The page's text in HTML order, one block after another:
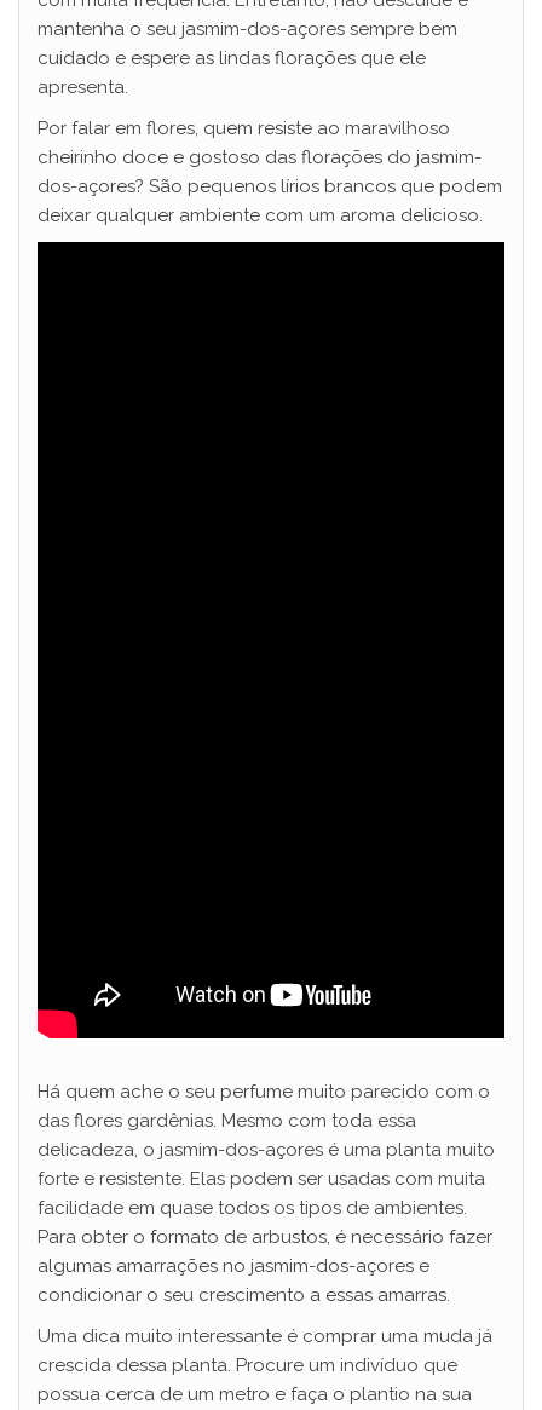
mantenha o seu jasmim-dos-açores sempre bem
cuidado e espere as lindas florações que ele
apresenta.
Por falar em flores, quem resiste ao maravilhoso
cheirinho doce e gostoso das florações do jasmim-
dos-açores? São pequenos lírios brancos que podem
deixar qualquer ambiente com um aroma delicioso.
Há quem ache o seu perfume muito parecido com o
das flores gardênias. Mesmo com toda essa
delicadeza, o jasmim-dos-açores é uma planta muito
forte e resistente. Elas podem ser usadas com muita
facilidade em quase todos os tipos de ambientes.
Para obter o formato de arbustos, é necessário fazer
algumas amarrações no jasmim-dos-açores e
condicionar o seu crescimento a essas amarras.
Uma dica muito interessante é comprar uma muda já
crescida dessa planta. Procure um indivíduo que
possua cerca de um metro e faça o plantio na sua